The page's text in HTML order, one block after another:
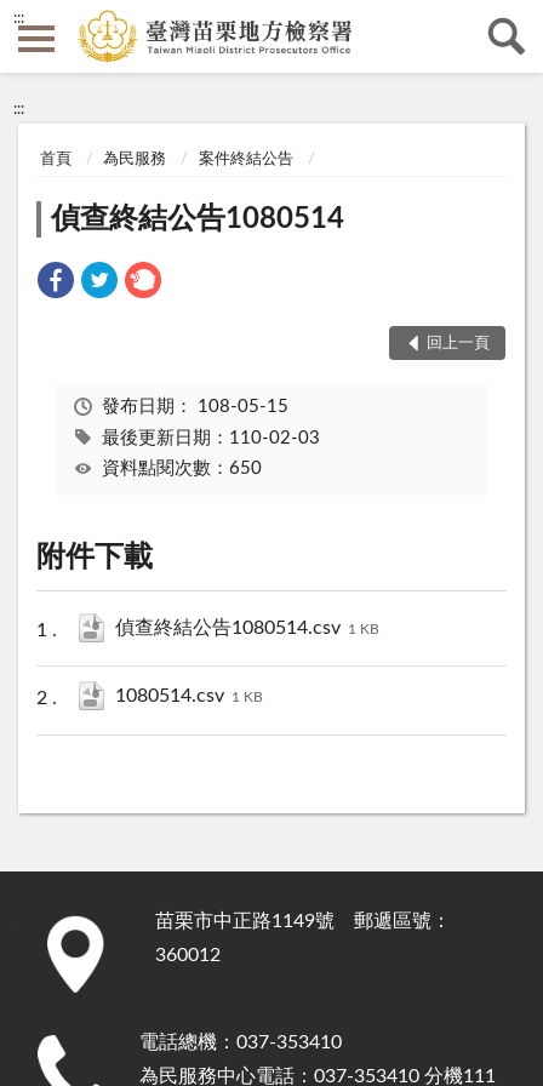
:::
:::
首頁 為民服務 案件終結公告
偵查終結公告1080514
回上一頁
發布日期： 108-05-15
最後更新日期：110-02-03
資料點閱次數：650
附件下載
偵查終結公告1080514.csv 1 KB
1080514.csv 1 KB
苗栗市中正路1149號 郵遞區號：
360012
電話總機：037-353410
為民服務中心電話：037-353410 分機111